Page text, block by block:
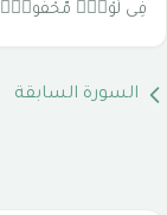
فِى لَوْحٍۢ مَّحْفُوظٍۭ
السورة السابقة